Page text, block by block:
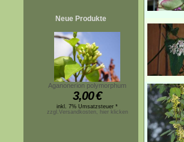
Neue Produkte
Aganonerion polymorphum
3,00€
inkl. 7% Umsatzsteuer *
zzgl.Versandkosten, hier klicken